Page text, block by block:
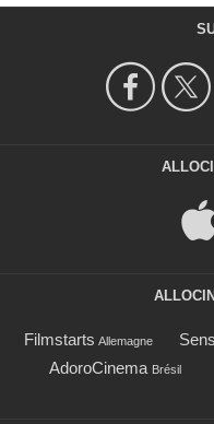
Filmstarts Allemagne
AdoroCinema Brésil